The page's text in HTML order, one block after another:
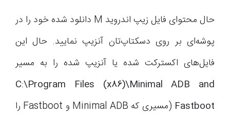
حال محتوای فایل‌ زیپ اندروید M دانلود شده خود را در
پوشه‌ای بر روی دسکتاپ‌تان آنزیپ نمایید. حال این
فایل‌های اکسترکت شده یا آنزیپ شده را به مسیر
C:\Program Files (x86)\Minimal ADB and
Fastboot
(مسیری که Minimal ADB و Fastboot را